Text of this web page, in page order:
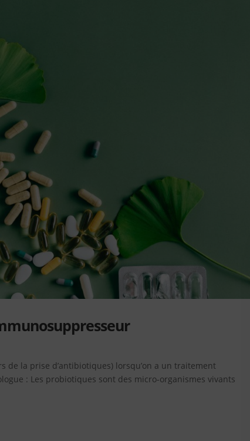
de la prise d’antibiotiques) lorsqu’on a un traitement
: Les probiotiques sont des micro-organismes vivants